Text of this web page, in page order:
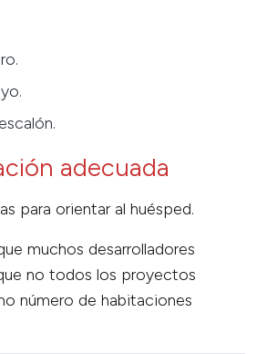
adecuada
para orientar al huésped.
muchos desarrolladores
no todos los proyectos
número de habitaciones